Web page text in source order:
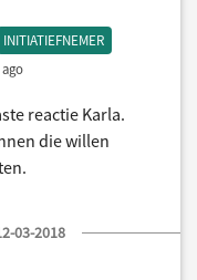
INITIATIEFNEMER
reactie Karla.
die willen
03-2018